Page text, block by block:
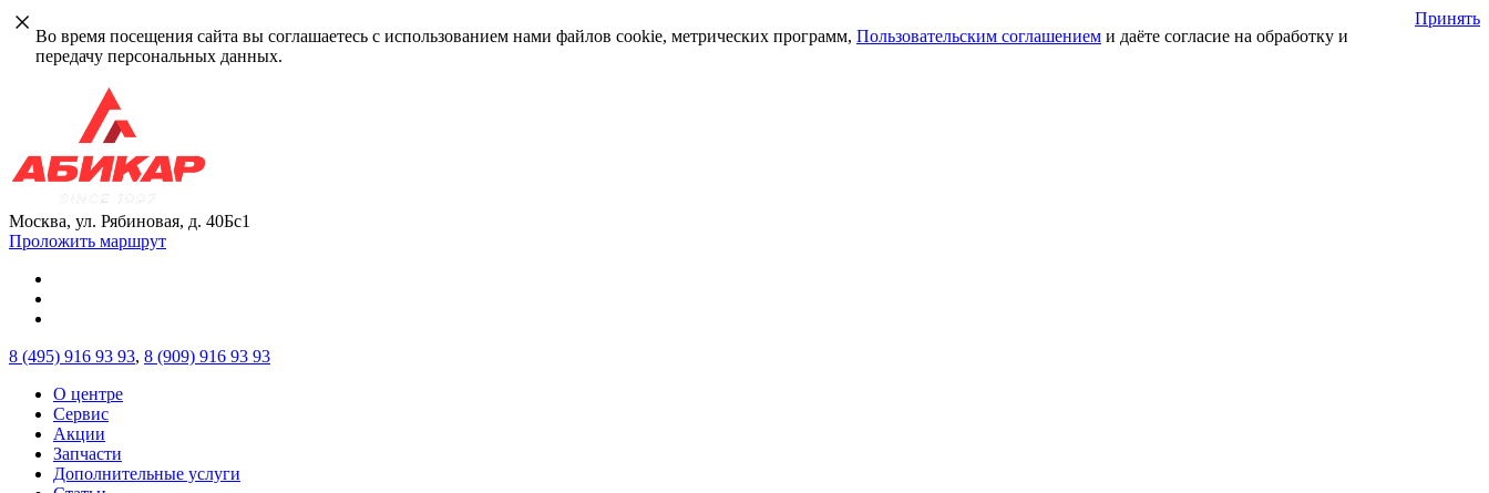
Во время посещения сайта вы соглашаетесь с использованием нами файлов cookie, метрических программ, Пользовательским соглашением и даёте согласие на обработку и
передачу персональных данных.
Принять
Москва, ул. Рябиновая, д. 40Бс1
Проложить маршрут
8 (495) 916 93 93, 8 (909) 916 93 93
О центре
Сервис
Акции
Запчасти
Дополнительные услуги